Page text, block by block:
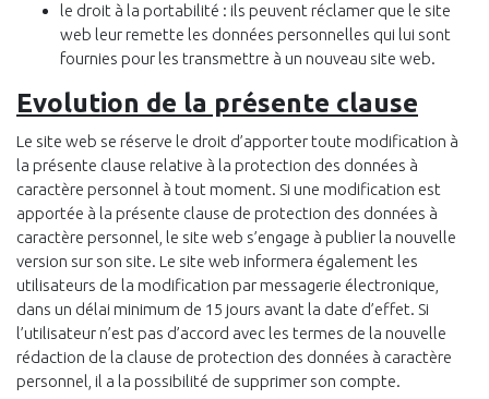
le droit à la portabilité : ils peuvent réclamer que le site
web leur remette les données personnelles qui lui sont
fournies pour les transmettre à un nouveau site web.
Evolution de la présente clause
Le site web se réserve le droit d’apporter toute modification à
la présente clause relative à la protection des données à
caractère personnel à tout moment. Si une modification est
apportée à la présente clause de protection des données à
caractère personnel, le site web s’engage à publier la nouvelle
version sur son site. Le site web informera également les
utilisateurs de la modification par messagerie électronique,
dans un délai minimum de 15 jours avant la date d’effet. Si
l’utilisateur n’est pas d’accord avec les termes de la nouvelle
rédaction de la clause de protection des données à caractère
personnel, il a la possibilité de supprimer son compte.